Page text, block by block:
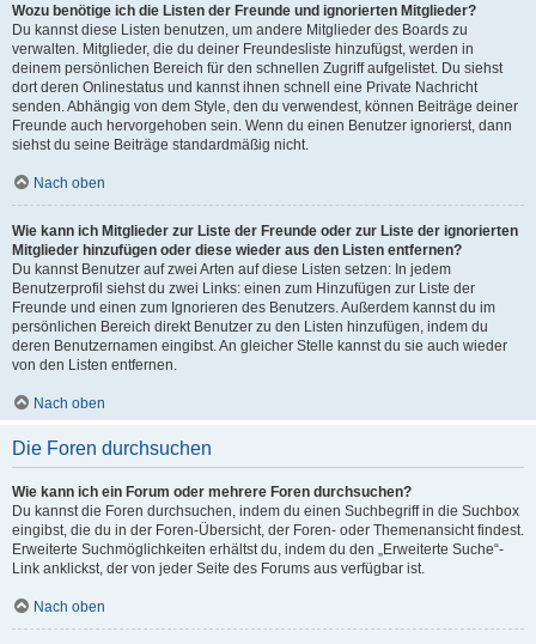
Wozu benötige ich die Listen der Freunde und ignorierten Mitglieder?
Du kannst diese Listen benutzen, um andere Mitglieder des Boards zu
verwalten. Mitglieder, die du deiner Freundesliste hinzufügst, werden in
deinem persönlichen Bereich für den schnellen Zugriff aufgelistet. Du siehst
dort deren Onlinestatus und kannst ihnen schnell eine Private Nachricht
senden. Abhängig von dem Style, den du verwendest, können Beiträge deiner
Freunde auch hervorgehoben sein. Wenn du einen Benutzer ignorierst, dann
siehst du seine Beiträge standardmäßig nicht.
Nach oben
Wie kann ich Mitglieder zur Liste der Freunde oder zur Liste der ignorierten
Mitglieder hinzufügen oder diese wieder aus den Listen entfernen?
Du kannst Benutzer auf zwei Arten auf diese Listen setzen: In jedem
Benutzerprofil siehst du zwei Links: einen zum Hinzufügen zur Liste der
Freunde und einen zum Ignorieren des Benutzers. Außerdem kannst du im
persönlichen Bereich direkt Benutzer zu den Listen hinzufügen, indem du
deren Benutzernamen eingibst. An gleicher Stelle kannst du sie auch wieder
von den Listen entfernen.
Nach oben
Die Foren durchsuchen
Wie kann ich ein Forum oder mehrere Foren durchsuchen?
Du kannst die Foren durchsuchen, indem du einen Suchbegriff in die Suchbox
eingibst, die du in der Foren-Übersicht, der Foren- oder Themenansicht findest.
Erweiterte Suchmöglichkeiten erhältst du, indem du den „Erweiterte Suche“-
Link anklickst, der von jeder Seite des Forums aus verfügbar ist.
Nach oben